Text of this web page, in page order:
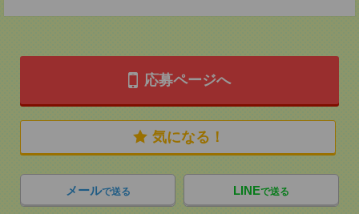
応募ページへ
気になる！
メールで送る LINEで送る